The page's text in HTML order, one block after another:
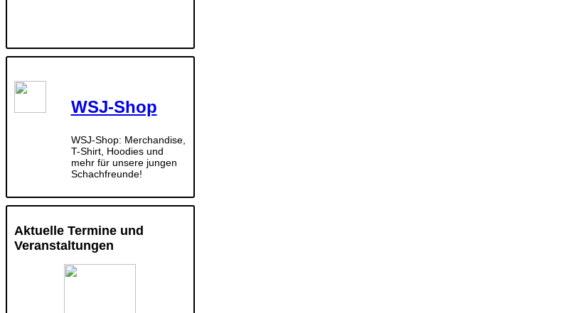
WSJ-Shop
WSJ-Shop: Merchandise,
T-Shirt, Hoodies und
mehr für unsere jungen
Schachfreunde!
Aktuelle Termine und
Veranstaltungen